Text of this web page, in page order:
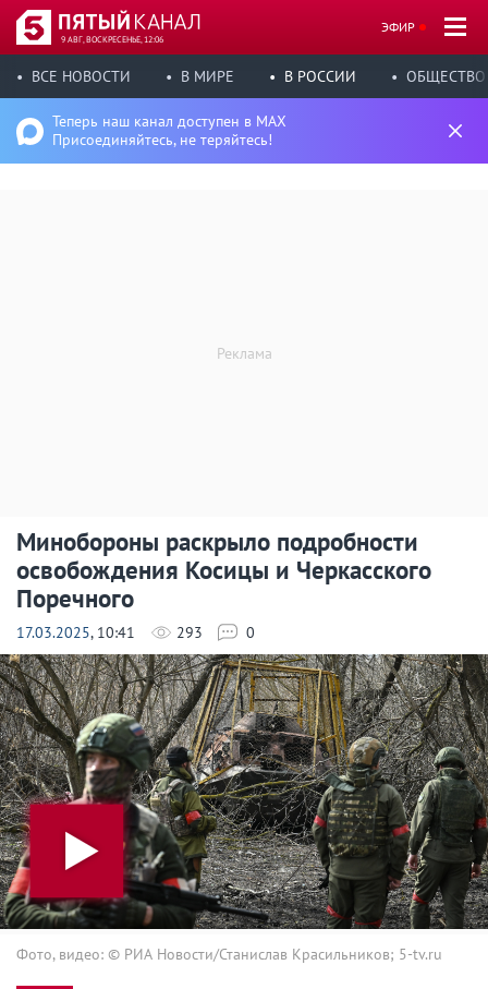
9 АВГ, ВОСКРЕСЕНЬЕ, 12:06
ЭФИР
ВСЕ НОВОСТИ В МИРЕ В РОССИИ ОБЩЕСТВО
Теперь наш канал доступен в MAX
Присоединяйтесь, не теряйтесь!
Минобороны раскрыло подробности
освобождения Косицы и Черкасского
Поречного
17.03.2025, 10:41 293 0
Фото, видео: © РИА Новости/Станислав Красильников; 5-tv.ru